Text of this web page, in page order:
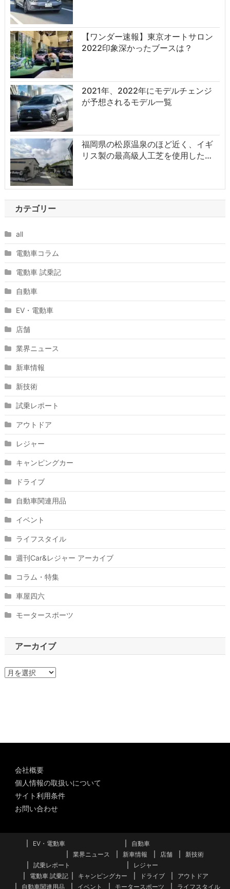
【ワンダー速報】東京オートサロン
2022印象深かったブースは？
2021年、2022年にモデルチェンジ
が予想されるモデル一覧
福岡県の松原温泉のほど近く、イギ
リス製の最高級人工芝を使用した…
カテゴリー
all
電動車コラム
電動車 試乗記
自動車
EV・電動車
店舗
業界ニュース
新車情報
新技術
試乗レポート
アウトドア
レジャー
キャンピングカー
ドライブ
自動車関連用品
イベント
ライフスタイル
週刊Car&レジャー アーカイブ
コラム・特集
車屋四六
モータースポーツ
アーカイブ
ア
会社概要
個人情報の取扱いについて
サイト利用条件
お問い合わせ
EV・電動車
自動車
業界ニュース
新車情報 店舗
新技術
試乗レポート
電動車 試乗記
レジャー
キャンピングカー
ドライブ
アウトドア
自動車関連用品
イベント モータースポーツ ライフスタイル